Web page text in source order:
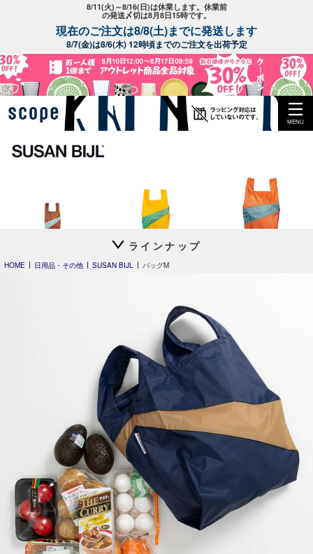
8/11(火)～8/16(日)は休業します。休業前
の発送〆切は8月8日15時です。
現在のご注文は8/8(土)までに発送します
8/7(金)は8/6(木) 12時頃までのご注文を出荷予定
MENU
バッグM
ポーチM・ストラップ プロテクタブル
バムバッグ Sサイズ
ラインナップ
HOME 日用品・その他 SUSAN BIJL バッグM